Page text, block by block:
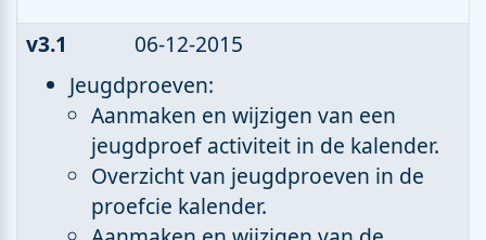
v3.1
06-12-2015
Jeugdproeven:
Aanmaken en wijzigen van een
jeugdproef activiteit in de kalender.
Overzicht van jeugdproeven in de
proefcie kalender.